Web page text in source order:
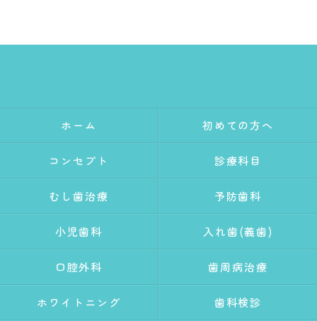
ホーム 初めての方へ
コンセプト 診療科目
むし歯治療 予防歯科
小児歯科 入れ歯(義歯)
口腔外科 歯周病治療
ホワイトニング 歯科検診